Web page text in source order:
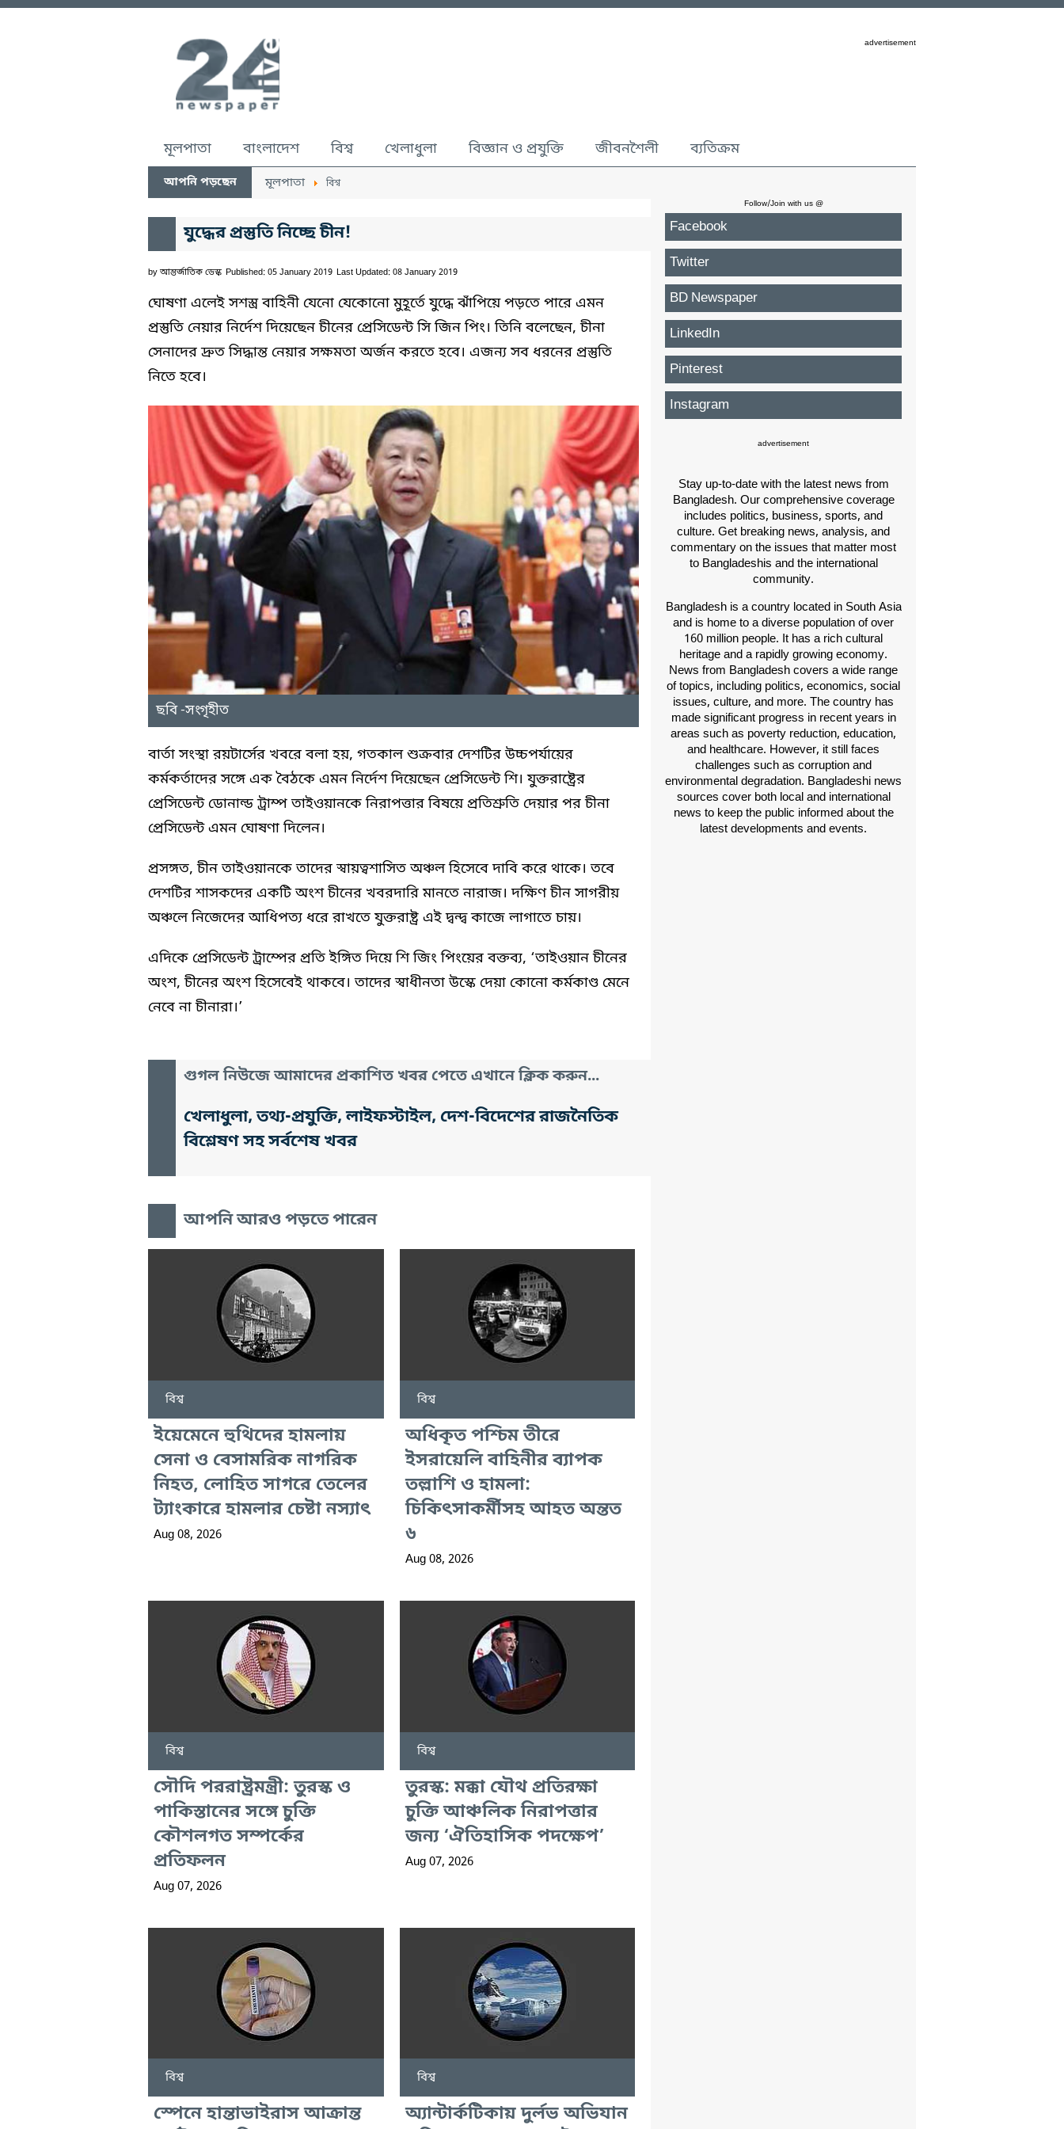
advertisement
মূলপাতা বাংলাদেশ বিশ্ব খেলাধুলা বিজ্ঞান ও প্রযুক্তি জীবনশৈলী ব্যতিক্রম
আপনি পড়ছেন মূলপাতা বিশ্ব
যুদ্ধের প্রস্তুতি নিচ্ছে চীন!
by আন্তর্জাতিক ডেস্ক Published: 05 January 2019 Last Updated: 08 January 2019
ঘোষণা এলেই সশস্ত্র বাহিনী যেনো যেকোনো মুহূর্তে যুদ্ধে ঝাঁপিয়ে পড়তে পারে এমন
প্রস্তুতি নেয়ার নির্দেশ দিয়েছেন চীনের প্রেসিডেন্ট সি জিন পিং। তিনি বলেছেন, চীনা
সেনাদের দ্রুত সিদ্ধান্ত নেয়ার সক্ষমতা অর্জন করতে হবে। এজন্য সব ধরনের প্রস্তুতি
নিতে হবে।
ছবি -সংগৃহীত
বার্তা সংস্থা রয়টার্সের খবরে বলা হয়, গতকাল শুক্রবার দেশটির উচ্চপর্যায়ের
কর্মকর্তাদের সঙ্গে এক বৈঠকে এমন নির্দেশ দিয়েছেন প্রেসিডেন্ট শি। যুক্তরাষ্ট্রের
প্রেসিডেন্ট ডোনাল্ড ট্রাম্প তাইওয়ানকে নিরাপত্তার বিষয়ে প্রতিশ্রুতি দেয়ার পর চীনা
প্রেসিডেন্ট এমন ঘোষণা দিলেন।
প্রসঙ্গত, চীন তাইওয়ানকে তাদের স্বায়ত্বশাসিত অঞ্চল হিসেবে দাবি করে থাকে। তবে
দেশটির শাসকদের একটি অংশ চীনের খবরদারি মানতে নারাজ। দক্ষিণ চীন সাগরীয়
অঞ্চলে নিজেদের আধিপত্য ধরে রাখতে যুক্তরাষ্ট্র এই দ্বন্দ্ব কাজে লাগাতে চায়।
এদিকে প্রেসিডেন্ট ট্রাম্পের প্রতি ইঙ্গিত দিয়ে শি জিং পিংয়ের বক্তব্য, ‘তাইওয়ান চীনের
অংশ, চীনের অংশ হিসেবেই থাকবে। তাদের স্বাধীনতা উস্কে দেয়া কোনো কর্মকাণ্ড মেনে
নেবে না চীনারা।’
গুগল নিউজে আমাদের প্রকাশিত খবর পেতে এখানে ক্লিক করুন...
খেলাধুলা, তথ্য-প্রযুক্তি, লাইফস্টাইল, দেশ-বিদেশের রাজনৈতিক
বিশ্লেষণ সহ সর্বশেষ খবর
আপনি আরও পড়তে পারেন
বিশ্ব
ইয়েমেনে হুথিদের হামলায়
সেনা ও বেসামরিক নাগরিক
নিহত, লোহিত সাগরে তেলের
ট্যাংকারে হামলার চেষ্টা নস্যাৎ
Aug 08, 2026
বিশ্ব
অধিকৃত পশ্চিম তীরে
ইসরায়েলি বাহিনীর ব্যাপক
তল্লাশি ও হামলা:
চিকিৎসাকর্মীসহ আহত অন্তত
৬
Aug 08, 2026
বিশ্ব
সৌদি পররাষ্ট্রমন্ত্রী: তুরস্ক ও
পাকিস্তানের সঙ্গে চুক্তি
কৌশলগত সম্পর্কের
প্রতিফলন
Aug 07, 2026
বিশ্ব
তুরস্ক: মক্কা যৌথ প্রতিরক্ষা
চুক্তি আঞ্চলিক নিরাপত্তার
জন্য ‘ঐতিহাসিক পদক্ষেপ’
Aug 07, 2026
বিশ্ব
স্পেনে হান্তাভাইরাস আক্রান্ত
বিশ্ব
অ্যান্টার্কটিকায় দুর্লভ অভিযান
Follow/Join with us @
Facebook
Twitter
BD Newspaper
LinkedIn
Pinterest
Instagram
advertisement
Stay up-to-date with the latest news from
Bangladesh. Our comprehensive coverage
includes politics, business, sports, and
culture. Get breaking news, analysis, and
commentary on the issues that matter most
to Bangladeshis and the international
community.
Bangladesh is a country located in South Asia
and is home to a diverse population of over
160 million people. It has a rich cultural
heritage and a rapidly growing economy.
News from Bangladesh covers a wide range
of topics, including politics, economics, social
issues, culture, and more. The country has
made significant progress in recent years in
areas such as poverty reduction, education,
and healthcare. However, it still faces
challenges such as corruption and
environmental degradation. Bangladeshi news
sources cover both local and international
news to keep the public informed about the
latest developments and events.